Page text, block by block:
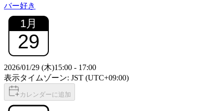
バー好き
1月
29
2026/01/29 (木)15:00 - 17:00
表示タイムゾーン: JST (UTC+09:00)
カレンダーに追加